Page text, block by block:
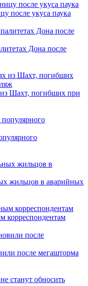
после укуса паука
Дона после
из Шахт, погибших при
жильцов в аварийных
корреспондентам
после мегашторма